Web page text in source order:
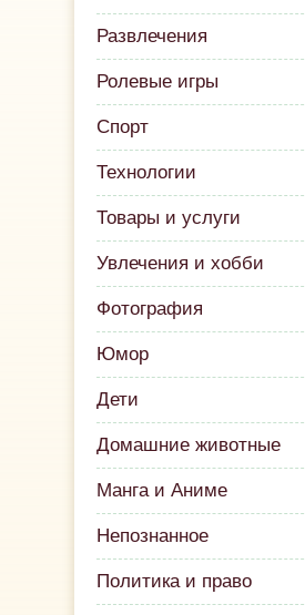
Развлечения
Ролевые игры
Спорт
Технологии
Товары и услуги
Увлечения и хобби
Фотография
Юмор
Дети
Домашние животные
Манга и Аниме
Непознанное
Политика и право